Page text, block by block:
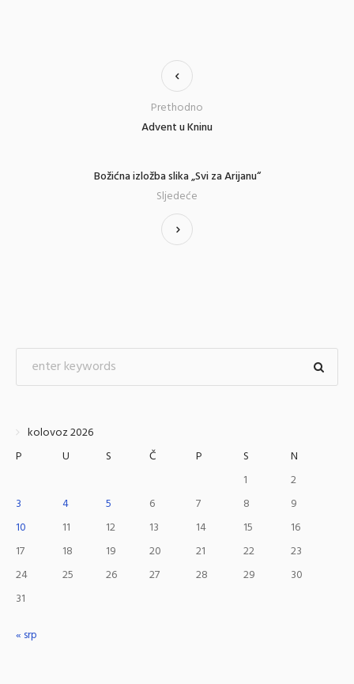
Advent u Kninu
Prethodno
Božićna izložba slika „Svi za Arijanu“
Sljedeće
kolovoz 2026
P
U S Č P S
N
1
2
3
4 5 6 7 8
9
10
11 12 13 14 15
16
17
18 19 20 21 22
23
24
25 26 27 28 29
30
31
« srp